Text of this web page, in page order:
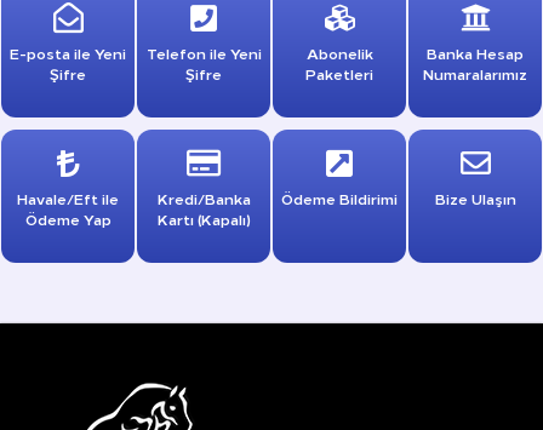
E-posta ile Yeni
Şifre
Telefon ile Yeni
Şifre
Abonelik
Paketleri
Banka Hesap
Numaralarımız
Havale/Eft ile
Ödeme Yap
Kredi/Banka
Kartı (Kapalı)
Ödeme Bildirimi Bize Ulaşın